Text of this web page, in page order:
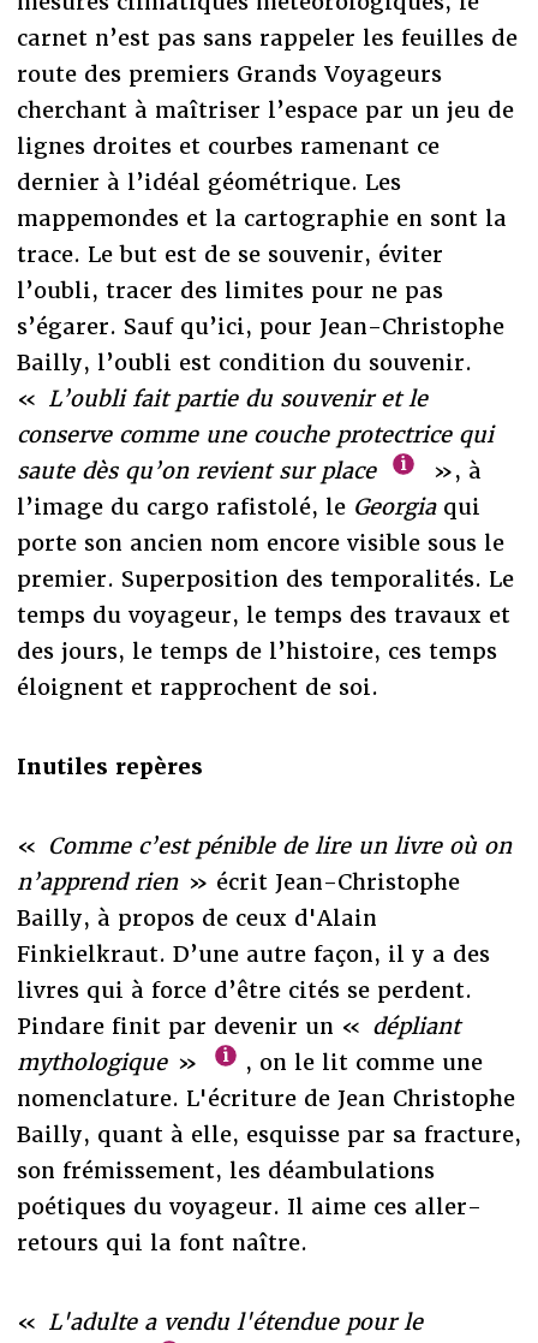
carnet n’est pas sans rappeler les feuilles de
route des premiers Grands Voyageurs
cherchant à maîtriser l’espace par un jeu de
lignes droites et courbes ramenant ce
dernier à l’idéal géométrique. Les
mappemondes et la cartographie en sont la
trace. Le but est de se souvenir, éviter
l’oubli, tracer des limites pour ne pas
s’égarer. Sauf qu’ici, pour Jean-Christophe
Bailly, l’oubli est condition du souvenir.
« L’oubli fait partie du souvenir et le
conserve comme une couche protectrice qui
saute dès qu’on revient sur place
», à
l’image du cargo rafistolé, le Georgia qui
porte son ancien nom encore visible sous le
premier. Superposition des temporalités. Le
temps du voyageur, le temps des travaux et
des jours, le temps de l’histoire, ces temps
éloignent et rapprochent de soi.
Inutiles repères
« Comme c’est pénible de lire un livre où on
n’apprend rien » écrit Jean-Christophe
Bailly, à propos de ceux d'Alain
Finkielkraut. D’une autre façon, il y a des
livres qui à force d’être cités se perdent.
Pindare finit par devenir un « dépliant
mythologique »
, on le lit comme une
nomenclature. L'écriture de Jean Christophe
Bailly, quant à elle, esquisse par sa fracture,
son frémissement, les déambulations
poétiques du voyageur. Il aime ces aller-
retours qui la font naître.
« L'adulte a vendu l'étendue pour le